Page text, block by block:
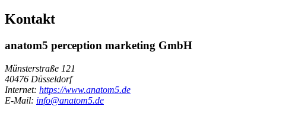
Kontakt
anatom5 perception marketing GmbH
Münsterstraße 121
40476 Düsseldorf
Internet: https://www.anatom5.de
E-Mail: info@anatom5.de